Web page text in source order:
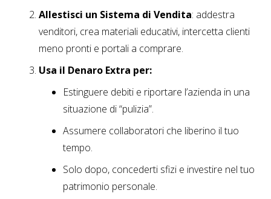
Allestisci un Sistema di Vendita: addestra
venditori, crea materiali educativi, intercetta clienti
meno pronti e portali a comprare.
Usa il Denaro Extra per:
Estinguere debiti e riportare l’azienda in una
situazione di “pulizia”.
Assumere collaboratori che liberino il tuo
tempo.
Solo dopo, concederti sfizi e investire nel tuo
patrimonio personale.